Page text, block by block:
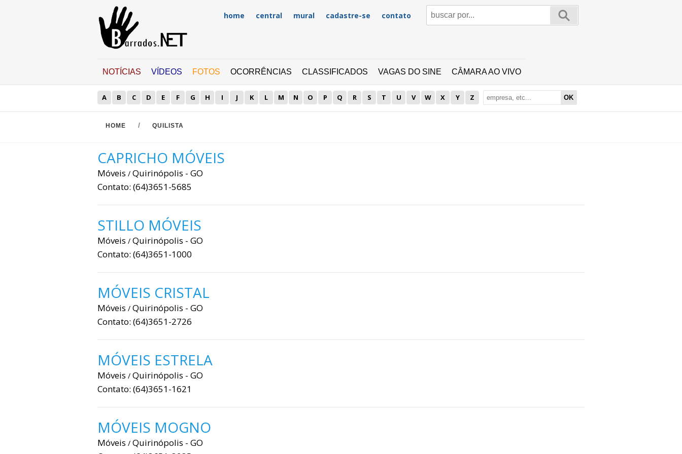
home central mural cadastre-se contato
NOTÍCIAS VÍDEOS FOTOS OCORRÊNCIAS CLASSIFICADOS VAGAS DO SINE CÂMARA AO VIVO
A B C D E F G H I J K L M N O P Q R S T U V W X Y Z
HOME / QUILISTA
CAPRICHO MÓVEIS
Móveis / Quirinópolis - GO
Contato: (64)3651-5685
STILLO MÓVEIS
Móveis / Quirinópolis - GO
Contato: (64)3651-1000
MÓVEIS CRISTAL
Móveis / Quirinópolis - GO
Contato: (64)3651-2726
MÓVEIS ESTRELA
Móveis / Quirinópolis - GO
Contato: (64)3651-1621
MÓVEIS MOGNO
Móveis / Quirinópolis - GO